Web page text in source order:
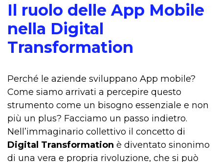
Il ruolo delle App Mobile
nella Digital
Transformation
Perché le aziende sviluppano App mobile?
Come siamo arrivati a percepire questo
strumento come un bisogno essenziale e non
più un plus? Facciamo un passo indietro.
Nell’immaginario collettivo il concetto di
Digital Transformation è diventato sinonimo
di una vera e propria rivoluzione, che si può